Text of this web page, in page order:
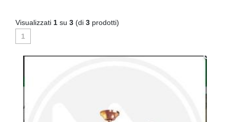
Visualizzati 1 su 3 (di 3 prodotti)
1